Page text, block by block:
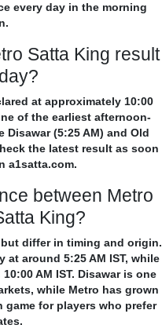
every day in the morning
Satta King result
at approximately 10:00
of the earliest afternoon-
(5:25 AM) and Old
the latest result as soon
a1satta.com.
between Metro
King?
differ in timing and origin.
at around 5:25 AM IST, while
AM IST. Disawar is one
while Metro has grown
for players who prefer